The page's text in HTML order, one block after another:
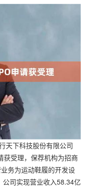
下科技股份有限公司
获受理，保荐机构为招商
务为运动鞋履的开发设
司实现营业收入58.34亿